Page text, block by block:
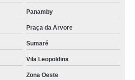
Panamby
Praça da Arvore
Sumaré
Vila Leopoldina
Zona Oeste